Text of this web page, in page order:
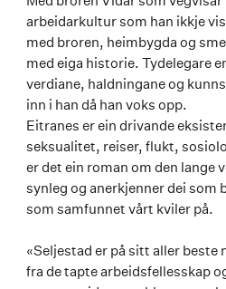
arbeidarkultur som han ikkje
med broren, heimbygda og
med eiga historie. Tydelegare
verdiane, haldningane og
inn i han då han voks opp.
Eitranes er ein drivande
seksualitet, reiser, flukt,
er det ein roman om den lange
synleg og anerkjenner dei som
som samfunnet vårt kviler på.
«Seljestad er på sitt aller beste
fra de tapte arbeidsfellesskap